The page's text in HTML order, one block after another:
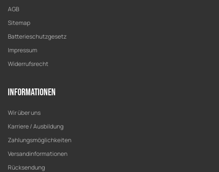
AGB
Sitemap
Batterieschutzgesetz
Impressum
Widerrufsrecht
Informationen
Wir über uns
Karriere / Ausbildung
Zahlungsmöglichkeiten
Versandinformationen
Rücksendung